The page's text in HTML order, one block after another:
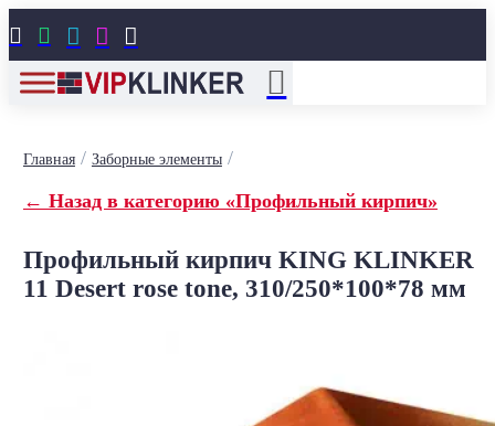
    
Главная/ Заборные элементы/
← Назад в категорию «Профильный кирпич»
Профильный кирпич KING KLINKER
11 Desert rose tone, 310/250*100*78 мм